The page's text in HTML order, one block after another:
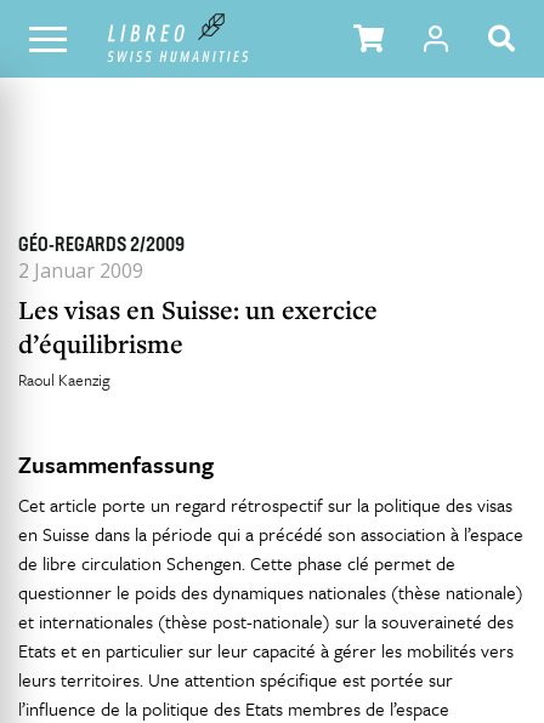
ALLE HEFTE INHALTSÜBERSICHT DER AUSGABE
GÉO-REGARDS 2/2009
2 Januar 2009
Les visas en Suisse: un exercice
d’équilibrisme
Raoul Kaenzig
Zusammenfassung
Cet article porte un regard rétrospectif sur la politique des visas
en Suisse dans la période qui a précédé son association à l’espace
de libre circulation Schengen. Cette phase clé permet de
questionner le poids des dynamiques nationales (thèse nationale)
et internationales (thèse post-nationale) sur la souveraineté des
Etats et en particulier sur leur capacité à gérer les mobilités vers
leurs territoires. Une attention spécifique est portée sur
l’influence de la politique des Etats membres de l’espace